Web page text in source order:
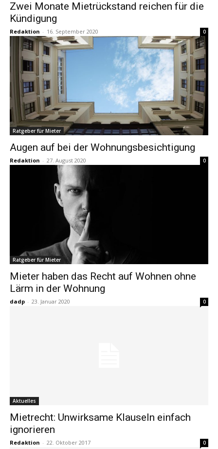
Zwei Monate Mietrückstand reichen für die
Kündigung
Redaktion - 16. September 2020 0
Ratgeber für Mieter
Augen auf bei der Wohnungsbesichtigung
Redaktion - 27. August 2020 0
Ratgeber für Mieter
Mieter haben das Recht auf Wohnen ohne
Lärm in der Wohnung
dadp - 23. Januar 2020 0
Aktuelles
Mietrecht: Unwirksame Klauseln einfach
ignorieren
Redaktion - 22. Oktober 2017 0